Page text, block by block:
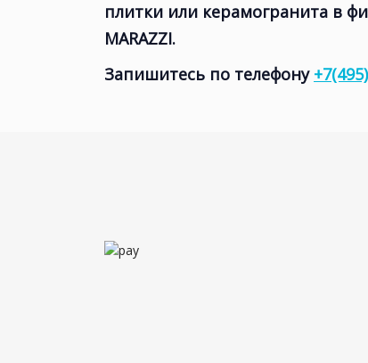
плитки или керамогранита в
MARAZZI.
Запишитесь по телефону